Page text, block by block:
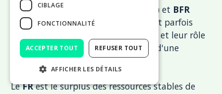
Les termesFR (Fonds de Roulement) et BFR
(Besoin en Fonds de Roulement) sont parfois
confondus, malgré leur signification et leur rôle
distincts dans la gestion financière d'une
entreprise.
LeFRest le surplus des ressources stables de
CIBLAGE
FONCTIONNALITÉ
ACCEPTER TOUT REFUSER TOUT
AFFICHER LES DÉTAILS